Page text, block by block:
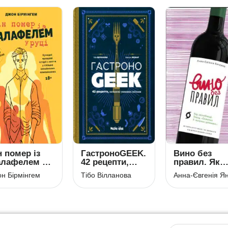
помер із
у
Бірмінгем
ГастроноGEEK.
42 рецепти,
натхнені
культурами
уяви
Тібо Вілланова
Вино без
правил. Як
пити круте
вино і не
залежати від